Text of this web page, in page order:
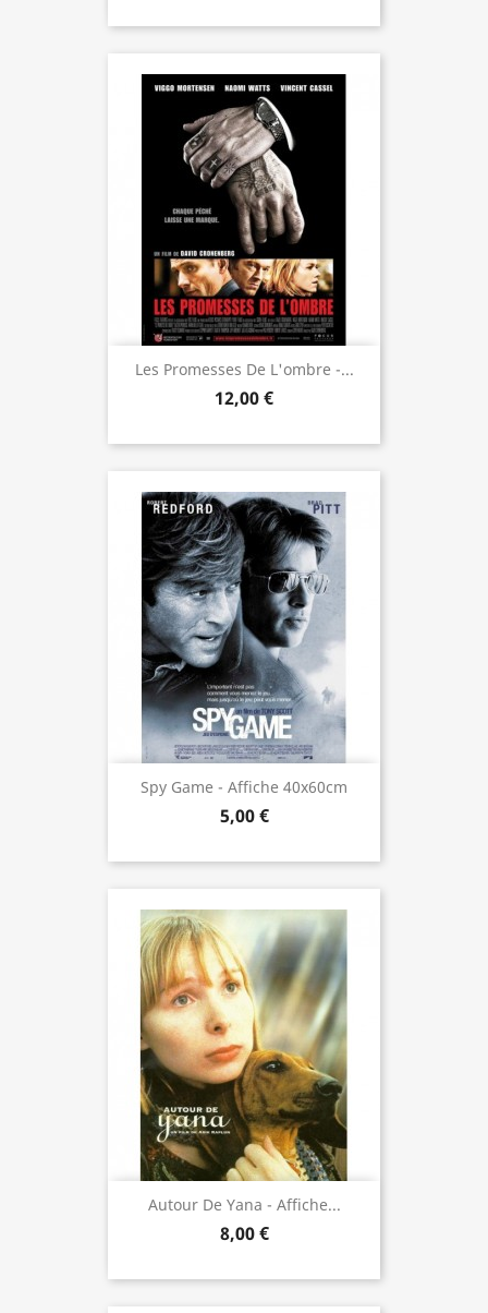
Les Promesses De L'ombre -...
12,00 €
Spy Game - Affiche 40x60cm
5,00 €
Autour De Yana - Affiche...
8,00 €